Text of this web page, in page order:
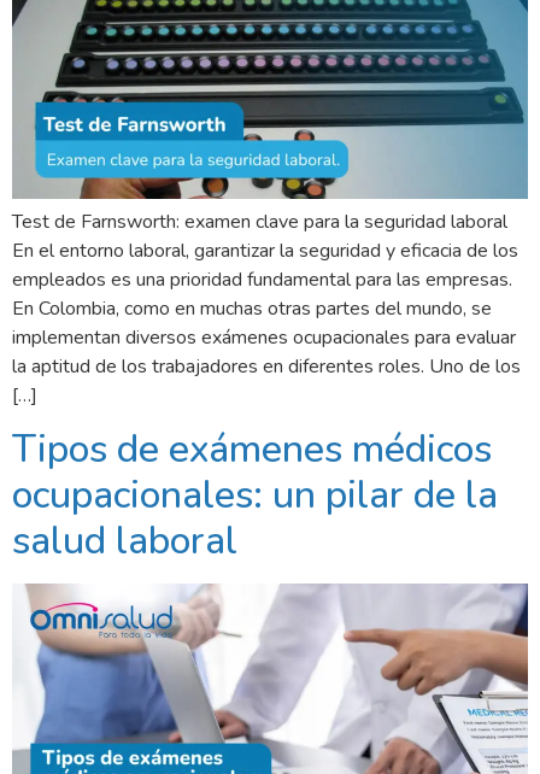
Test de Farnsworth: examen clave para la seguridad laboral
En el entorno laboral, garantizar la seguridad y eficacia de los
empleados es una prioridad fundamental para las empresas.
En Colombia, como en muchas otras partes del mundo, se
implementan diversos exámenes ocupacionales para evaluar
la aptitud de los trabajadores en diferentes roles. Uno de los
[…]
Tipos de exámenes médicos
ocupacionales: un pilar de la
salud laboral